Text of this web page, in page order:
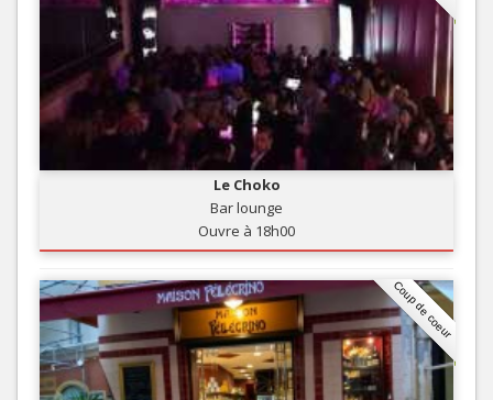
Le Choko
Bar lounge
Ouvre à 18h00
Coup de coeur